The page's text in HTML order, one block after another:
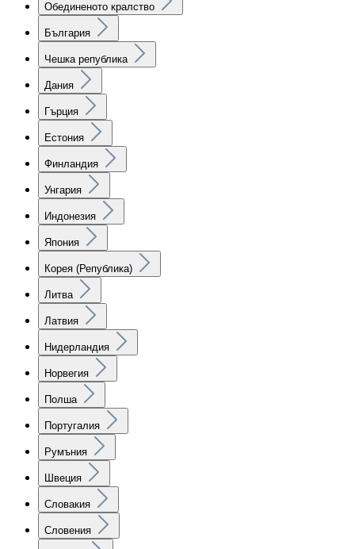
Обединеното кралство
България
Чешка република
Дания
Гърция
Естония
Финландия
Унгария
Индонезия
Япония
Корея (Република)
Литва
Латвия
Нидерландия
Норвегия
Полша
Португалия
Румъния
Швеция
Словакия
Словения